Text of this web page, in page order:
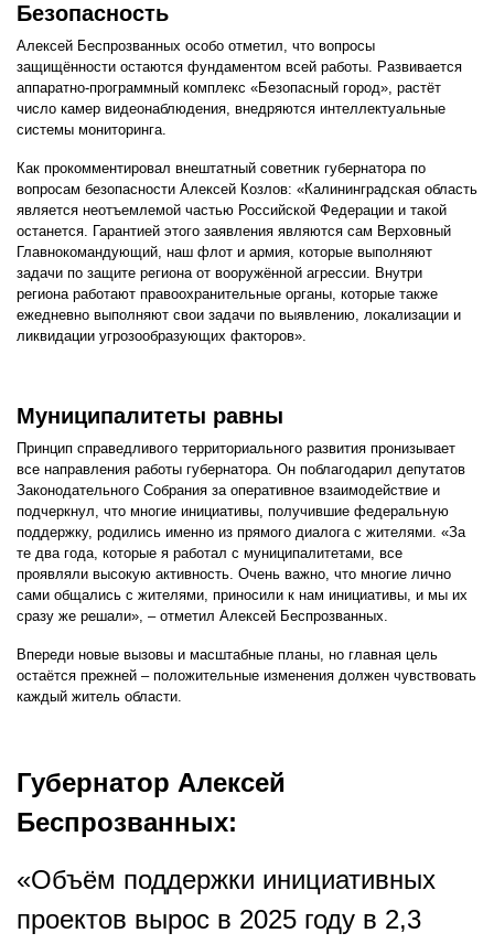
Безопасность
Алексей Беспрозванных особо отметил, что вопросы
защищённости остаются фундаментом всей работы. Развивается
аппаратно-программный комплекс «Безопасный город», растёт
число камер видеонаблюдения, внедряются интеллектуальные
системы мониторинга.
Как прокомментировал внештатный советник губернатора по
вопросам безопасности Алексей Козлов: «Калининградская область
является неотъемлемой частью Российской Федерации и такой
останется. Гарантией этого заявления являются сам Верховный
Главнокомандующий, наш флот и армия, которые выполняют
задачи по защите региона от вооружённой агрессии. Внутри
региона работают правоохранительные органы, которые также
ежедневно выполняют свои задачи по выявлению, локализации и
ликвидации угрозообразующих факторов».
Муниципалитеты равны
Принцип справедливого территориального развития пронизывает
все направления работы губернатора. Он поблагодарил депутатов
Законодательного Собрания за оперативное взаимодействие и
подчеркнул, что многие инициативы, получившие федеральную
поддержку, родились именно из прямого диалога с жителями. «За
те два года, которые я работал с муниципалитетами, все
проявляли высокую активность. Очень важно, что многие лично
сами общались с жителями, приносили к нам инициативы, и мы их
сразу же решали», – отметил Алексей Беспрозванных.
Впереди новые вызовы и масштабные планы, но главная цель
остаётся прежней – положительные изменения должен чувствовать
каждый житель области.
Губернатор Алексей
Беспрозванных:
«Объём поддержки инициативных
проектов вырос в 2025 году в 2,3